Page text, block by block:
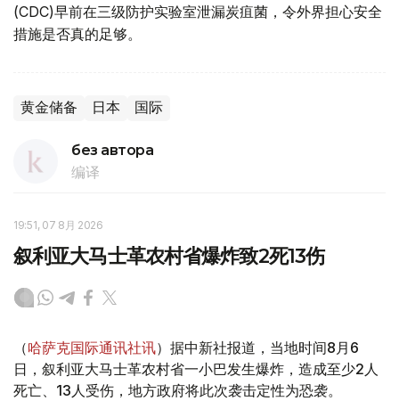
(CDC)早前在三级防护实验室泄漏炭疽菌，令外界担心安全
措施是否真的足够。
黄金储备 日本 国际
без автора
编译
19:51, 07 8月 2026
叙利亚大马士革农村省爆炸致2死13伤
（哈萨克国际通讯社讯）据中新社报道，当地时间8月6
日，叙利亚大马士革农村省一小巴发生爆炸，造成至少2人
死亡、13人受伤，地方政府将此次袭击定性为恐袭。